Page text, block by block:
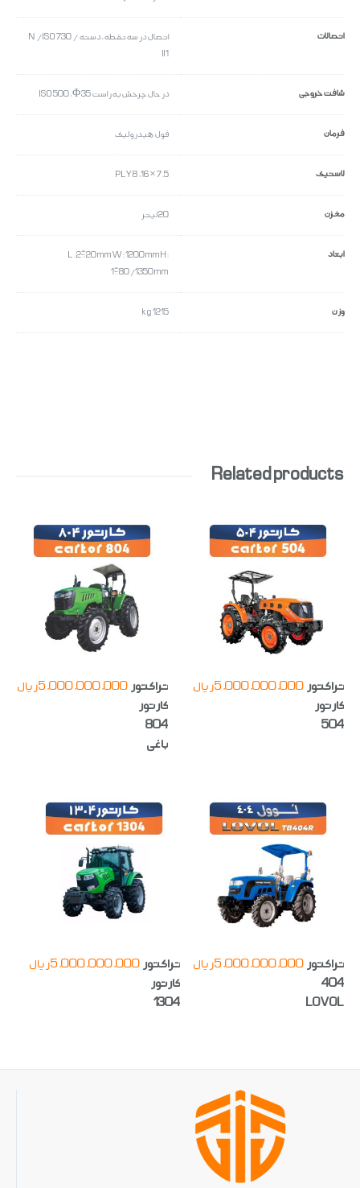
اتصالات
اتصال در سه نقطه ، دسته N / ISO 730 /
II1
شافت خروجی در حال چرخش به راست ISO 500 ، Φ 35
فرمان فول هیدرولیک
لاستیک 7.5 × 16, PLY8
مخزن 20 لیتر
ابعاد
L: 2920 mm W: 1200 mm H:
1980/1350 mm
وزن 1215 kg
Related products
تراکتور
کارتور
504
5,000,000,000ریال
تراکتور
کارتور
804
باغی
5,000,000,000ریال
تراکتور
404
LOVOL
5,000,000,000ریال
تراکتور
کارتور
1304
5,000,000,000ریال